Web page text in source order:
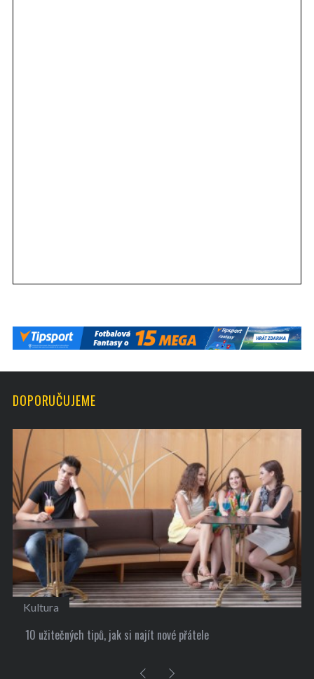
DOPORUČUJEME
Kultura
10 užitečných tipů, jak si najít nové přátele